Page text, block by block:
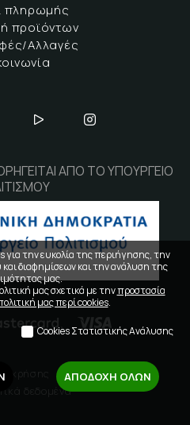
πληρωμής
προϊόντων
Αλλαγές
ΑΠΟ ΤΟ ΥΠΟΥΡΓΕΙΟ
χρήσης
δεδομένα
για την ευκολία της περιήγησης, την
διαφημίσεων και την ανάλυση της
μας.
μας σχετικά με τηνπροστασία
μας περί cookies.
Cookies Στατιστικής Ανάλυσης
ΑΠΟΔΟΧΗ ΟΛΩΝ